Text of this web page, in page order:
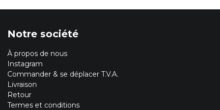
Notre société
À propos de nous
Instagram
Commander & se déplacer T.V.A.
Livraison
Retour
Termes et conditions